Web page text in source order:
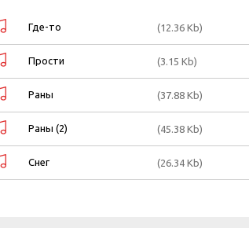
Где-то (12.36 Kb)
Прости (3.15 Kb)
Раны (37.88 Kb)
Раны (2) (45.38 Kb)
Снег (26.34 Kb)